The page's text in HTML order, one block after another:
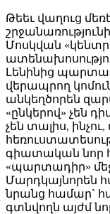
Թեեւ վաղուց
Մոսկվան
Լենինից
վերապրող
անկեղծորեն
«ընկերով» չեն
չեն տալիս,
գիատական նոր
«պարտադիր»
Մարդկայնորեն
նրանց համար`
գտնվողն այժմ